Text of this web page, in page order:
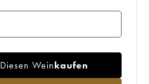
Diesen Weinkaufen